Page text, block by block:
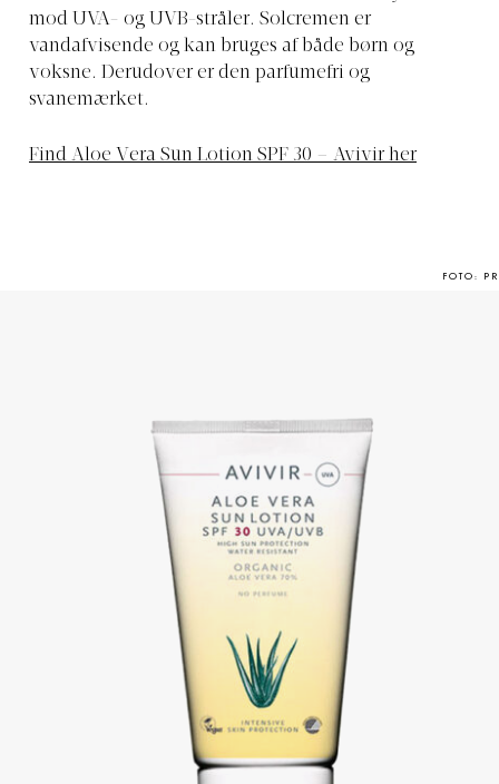
mod UVA- og UVB-stråler. Solcremen er
vandafvisende og kan bruges af både børn og
voksne. Derudover er den parfumefri og
svanemærket.
Find Aloe Vera Sun Lotion SPF 30 – Avivir her
FOTO: PR